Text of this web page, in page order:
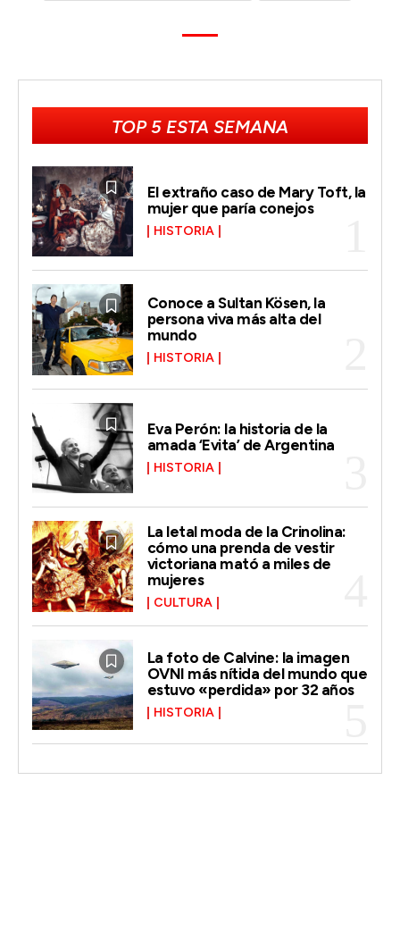
TOP 5 ESTA SEMANA
El extraño caso de Mary Toft, la
mujer que paría conejos
HISTORIA
Conoce a Sultan Kösen, la
persona viva más alta del
mundo
HISTORIA
Eva Perón: la historia de la
amada ‘Evita’ de Argentina
HISTORIA
La letal moda de la Crinolina:
cómo una prenda de vestir
victoriana mató a miles de
mujeres
CULTURA
La foto de Calvine: la imagen
OVNI más nítida del mundo que
estuvo «perdida» por 32 años
HISTORIA